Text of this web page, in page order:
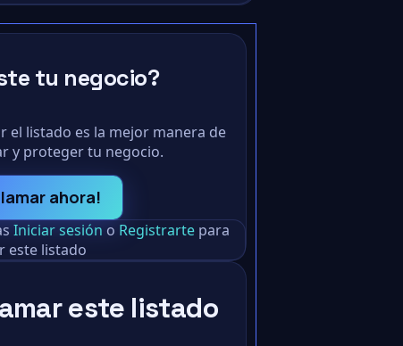
tu negocio?
el listado es la mejor manera de
y proteger tu negocio.
ahora!
Iniciar sesión o Registrarte para
este listado
este listado